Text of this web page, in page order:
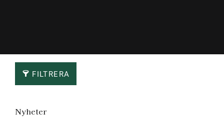
FILTRERA
Nyheter